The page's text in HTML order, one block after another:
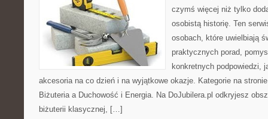
czymś więcej niż tylko
osobistą historię. Ten
osobach, które uwielbiają
praktycznych porad,
konkretnych podpowiedzi,
akcesoria na co dzień i na wyjątkowe okazje. Kategorie na
Biżuteria a Duchowość i Energia. Na DoJubilera.pl odkryjesz
biżuterii klasycznej, […]